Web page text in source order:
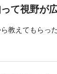
て視野が
教えてもらっ